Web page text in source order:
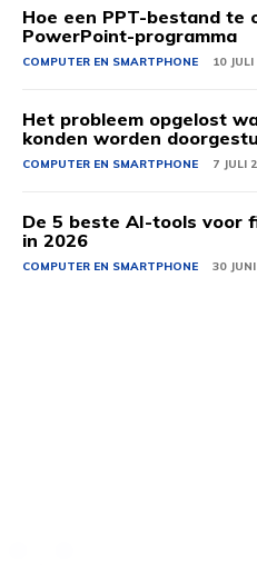
Hoe een PPT-bestand te
PowerPoint-programma
COMPUTER EN SMARTPHONE 10
Het probleem opgelost
konden worden
COMPUTER EN SMARTPHONE 7 JULI
De 5 beste AI-tools voor
in 2026
COMPUTER EN SMARTPHONE 30